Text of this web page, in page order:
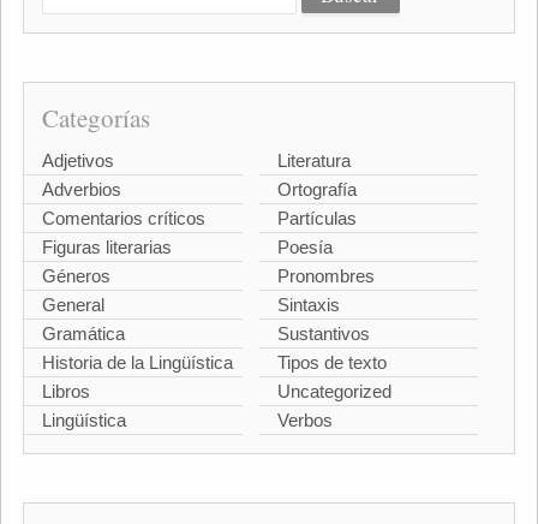
Categorías
Adjetivos
Adverbios
Comentarios críticos
Figuras literarias
Géneros
General
Gramática
Historia de la Lingüística
Libros
Lingüística
Literatura
Ortografía
Partículas
Poesía
Pronombres
Sintaxis
Sustantivos
Tipos de texto
Uncategorized
Verbos